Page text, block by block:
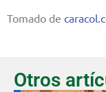
Tomado de
Otros